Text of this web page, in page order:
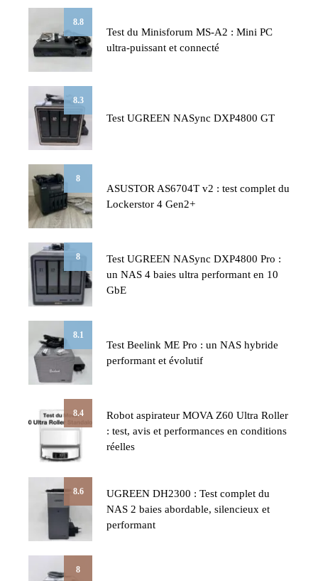
8.8
Test du Minisforum MS-A2 : Mini PC
ultra-puissant et connecté
8.3
Test UGREEN NASync DXP4800 GT
8
ASUSTOR AS6704T v2 : test complet du
Lockerstor 4 Gen2+
8
Test UGREEN NASync DXP4800 Pro :
un NAS 4 baies ultra performant en 10
GbE
8.1
Test Beelink ME Pro : un NAS hybride
performant et évolutif
8.4
Robot aspirateur MOVA Z60 Ultra Roller
: test, avis et performances en conditions
réelles
8.6
UGREEN DH2300 : Test complet du
NAS 2 baies abordable, silencieux et
performant
8